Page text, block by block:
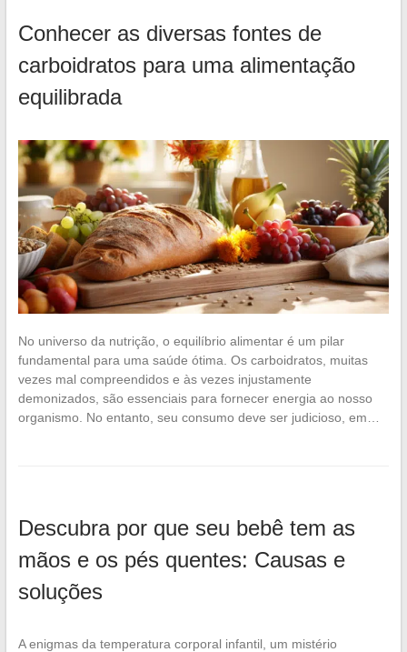
Conhecer as diversas fontes de
carboidratos para uma alimentação
equilibrada
No universo da nutrição, o equilíbrio alimentar é um pilar
fundamental para uma saúde ótima. Os carboidratos, muitas
vezes mal compreendidos e às vezes injustamente
demonizados, são essenciais para fornecer energia ao nosso
organismo. No entanto, seu consumo deve ser judicioso, em…
Descubra por que seu bebê tem as
mãos e os pés quentes: Causas e
soluções
A enigmas da temperatura corporal infantil, um mistério